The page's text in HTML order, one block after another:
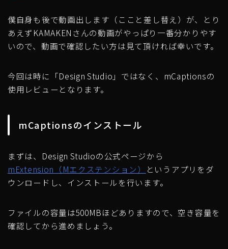
僕自身も後で動画出します（ここと差し替え）が、とり
あえずKAMAKENさんの動画がやっぱり一番分かりやす
いので、動画で確認したい方は見て頂ければ幸いです。
今回は時に「Design Studio」ではなく、mCaptionsの
使用レビューとなります。
mCaptionsのインストール
まずは、Design Studioの公式ページから
mExtension（Mエクステンション）
というアプリをダ
ウンロードし、インストールを行います。
ファイルの容量は500MBほどありますので、空き容量を
確認してから進めましょう。